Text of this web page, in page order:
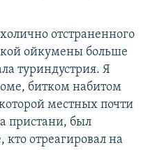
отстраненного
ойкумены больше
туриндустрия. Я
битком набитом
местных почти
пристани, был
отреагировал на